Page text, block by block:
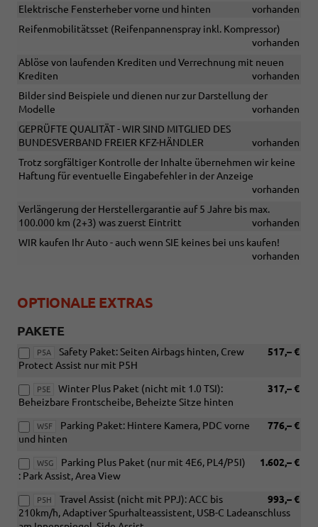
Elektrische Fensterheber vorne und hinten
vorhanden
Reifenmobilitätsset (Reifenpannenspray inkl. Kompressor)
vorhanden
Ablöse von laufenden Krediten und Verrechnung mit neuen
Krediten
vorhanden
Bilder sind Beispiele und dienen nur zur Darstellung der
Modelle
vorhanden
GEPRÜFTE QUALITÄT - WIR SIND MITGLIED DES
BUNDESVERBAND FREIER KFZ-HÄNDLER
vorhanden
Trotz sorgfältiger Kontrolle der Inhalte übernehmen wir keine
Haftung für eventuelle Eingabefehler in der Anzeige
vorhanden
Verlängerung der Herstellergarantie auf 5 Jahre bis max.
100.000 km (2+3) was zuerst Eintritt
vorhanden
WIR kaufen Ihr Auto - auch wenn SIE keines bei uns kaufen!
vorhanden
OPTIONALE EXTRAS
PAKETE
P5A 517,– €
Safety Paket: Seiten Airbags hinten, Crew
Protect Assist nur mit P5H
P5E 317,– €
Winter Plus Paket (nicht mit 1.0 TSI):
Beheizbare Frontscheibe, Beheizte Sitze hinten
W5F 776,– €
Parking Paket: Hintere Kamera, PDC vorne
und hinten
W5G 1.602,– €
Parking Plus Paket (nur mit 4E6, PL4/P5I)
: Park Assist, Area View
P5H 993,– €
Travel Assist (nicht mit PPJ): ACC bis
210km/h, Adaptiver Spurhalteassistent, USB-C Ladeanschluss